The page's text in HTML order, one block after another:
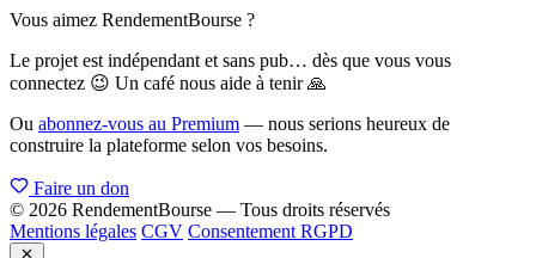
Vous aimez RendementBourse ?
Le projet est indépendant et sans pub… dès que vous vous
connectez 😉 Un café nous aide à tenir 🙏
Ou abonnez-vous au Premium — nous serions heureux de
construire la plateforme selon vos besoins.
Faire un don
© 2026 RendementBourse — Tous droits réservés
Mentions légales CGV Consentement RGPD